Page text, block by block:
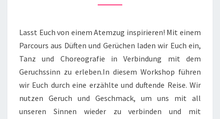
EIN
WORKSHOP
Lasst Euch von einem Atemzug inspirieren! Mit einem
Parcours aus Düften und Gerüchen laden wir Euch ein,
Tanz und Choreografie in Verbindung mit dem
Geruchssinn zu erleben.In diesem Workshop führen
wir Euch durch eine erzählte und duftende Reise. Wir
nutzen Geruch und Geschmack, um uns mit all
unseren Sinnen wieder zu verbinden und mit